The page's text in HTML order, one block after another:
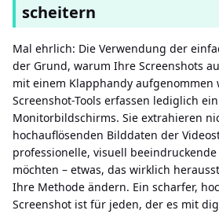
scheitern
Mal ehrlich: Die Verwendung der
der Grund, warum Ihre Screenshots
mit einem Klapphandy aufgenommen
Screenshot-Tools erfassen lediglich
Monitorbildschirms. Sie extrahieren
hochauflösenden Bilddaten der
professionelle, visuell
möchten – etwas, das wirklich
Ihre Methode ändern. Ein scharfer,
Screenshot ist für jeden, der es mit